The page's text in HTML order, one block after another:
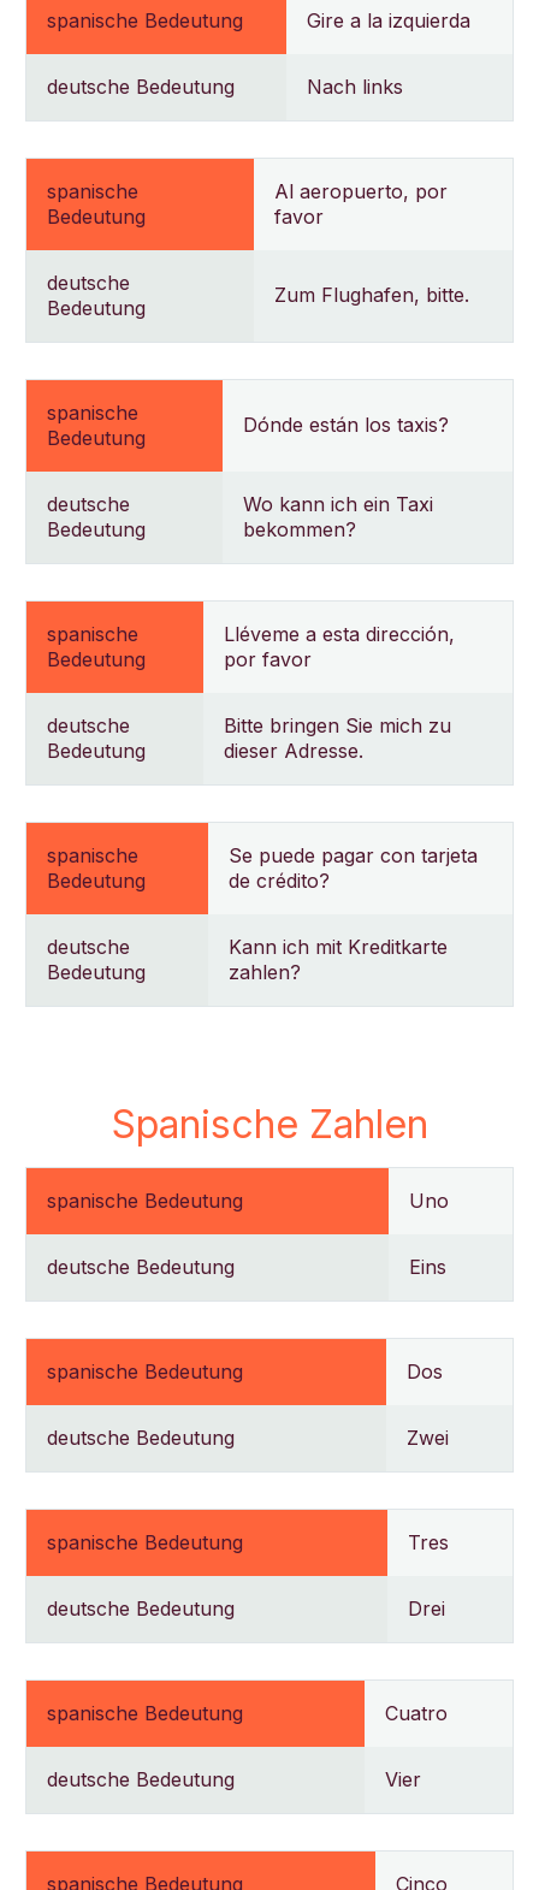
spanische Bedeutung Gire a la izquierda
deutsche Bedeutung Nach links
spanische
Bedeutung
Al aeropuerto, por
favor
deutsche
Bedeutung
Zum Flughafen, bitte.
spanische
Bedeutung
Dónde están los taxis?
deutsche
Bedeutung
Wo kann ich ein Taxi
bekommen?
spanische
Bedeutung
Lléveme a esta dirección,
por favor
deutsche
Bedeutung
Bitte bringen Sie mich zu
dieser Adresse.
spanische
Bedeutung
Se puede pagar con tarjeta
de crédito?
deutsche
Bedeutung
Kann ich mit Kreditkarte
zahlen?
Spanische Zahlen
spanische Bedeutung Uno
deutsche Bedeutung Eins
spanische Bedeutung Dos
deutsche Bedeutung Zwei
spanische Bedeutung Tres
deutsche Bedeutung Drei
spanische Bedeutung Cuatro
deutsche Bedeutung Vier
spanische Bedeutung Cinco